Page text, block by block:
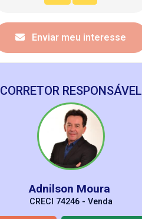
Enviar meu interesse
CORRETOR RESPONSÁVEL
Adnilson Moura
CRECI 74246 - Venda